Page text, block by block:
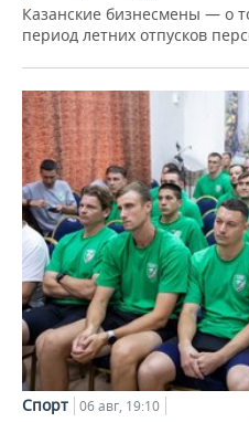
Казанские бизнесмены — о
период летних отпусков
Спорт 06 авг, 19:10